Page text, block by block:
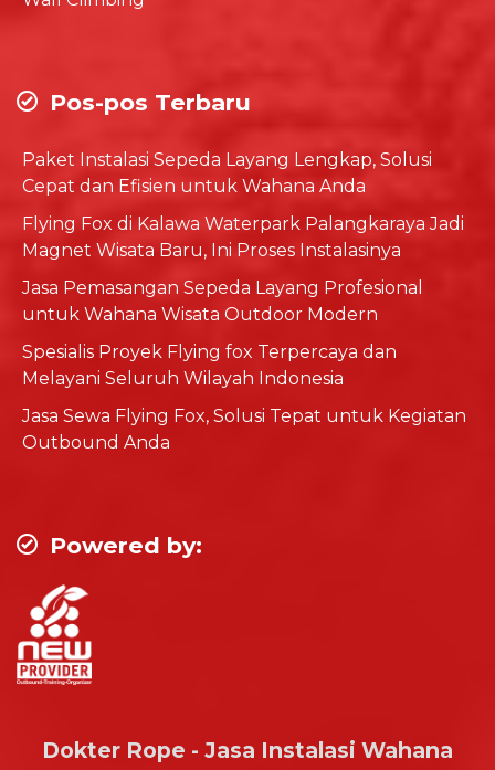
Pos-pos Terbaru
Paket Instalasi Sepeda Layang Lengkap, Solusi
Cepat dan Efisien untuk Wahana Anda
Flying Fox di Kalawa Waterpark Palangkaraya Jadi
Magnet Wisata Baru, Ini Proses Instalasinya
Jasa Pemasangan Sepeda Layang Profesional
untuk Wahana Wisata Outdoor Modern
Spesialis Proyek Flying fox Terpercaya dan
Melayani Seluruh Wilayah Indonesia
Jasa Sewa Flying Fox, Solusi Tepat untuk Kegiatan
Outbound Anda
Powered by:
Dokter Rope - Jasa Instalasi Wahana